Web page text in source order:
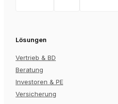
Lösungen
Vertrieb & BD
Beratung
Investoren & PE
Versicherung